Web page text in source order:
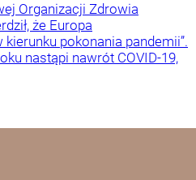
Organizacji Zdrowia
że Europa
pokonania pandemii”.
nastąpi nawrót COVID-19,